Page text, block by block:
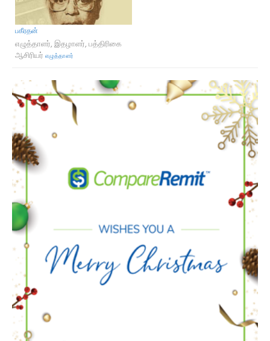
பகீரதன்
எழுத்தாளர், இதழாளர், பத்திரிகை
ஆசிரியர் எழுத்தாளர்